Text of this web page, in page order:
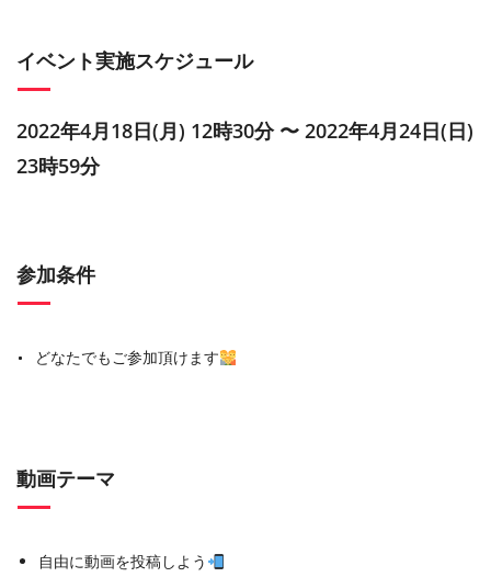
イベント実施スケジュール
2022年4月18日(月) 12時30分 〜 2022年4月24日(日)
23時59分
参加条件
どなたでもご参加頂けます
動画テーマ
自由に動画を投稿しよう